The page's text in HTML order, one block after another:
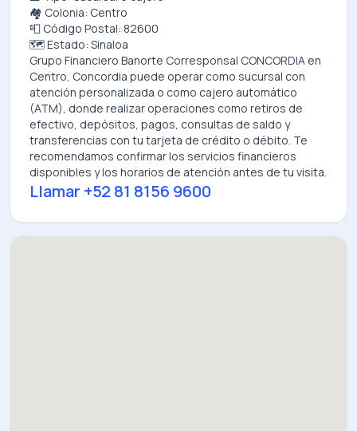
🏘️ Colonia: Centro
📮 Código Postal: 82600
🗺️ Estado: Sinaloa
Grupo Financiero Banorte Corresponsal CONCORDIA en
Centro, Concordia puede operar como sucursal con
atención personalizada o como cajero automático
(ATM), donde realizar operaciones como retiros de
efectivo, depósitos, pagos, consultas de saldo y
transferencias con tu tarjeta de crédito o débito. Te
recomendamos confirmar los servicios financieros
disponibles y los horarios de atención antes de tu visita.
Llamar +52 81 8156 9600